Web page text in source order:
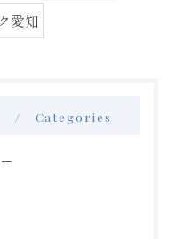
愛知
Categories